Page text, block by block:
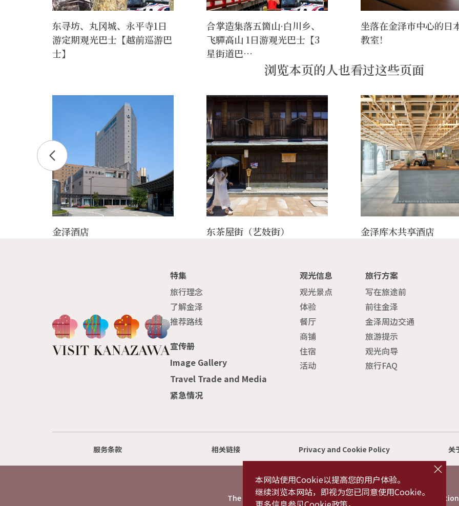
东寻坊、丸冈城、永平寺1日
游定期观光巴士【越前巡游巴
士】
合掌造集落五箇山·白川乡、
飞驒高山 1日游观光巴士【3
星街道巴…
坐落在金泽市中心的日
教室！
浏览本页的人也看过这些页面
金泽酒店 东茶屋街（艺妓街） 金泽库木共享酒店
特集
旅行理念
了解金泽
推荐路线
观光信息
观光景点
体验
餐厅
商铺
住宿
活动
旅行方案
写在旅途前
前往金泽
金泽周边交通
旅游提示
观光向导
旅行FAQ
宣传册
Image Gallery
Travel Trade and Media
紧急情况
服务条款 相关链接 Privacy and Cookie Policy 关
©2022 Kanazawa City Tourism Association.
The copyright for the Website contents is held by the
本网站使用Cookie以提高您的用户体验。
继续浏览本网站，即视为您已同意使用Cookie。
o
s